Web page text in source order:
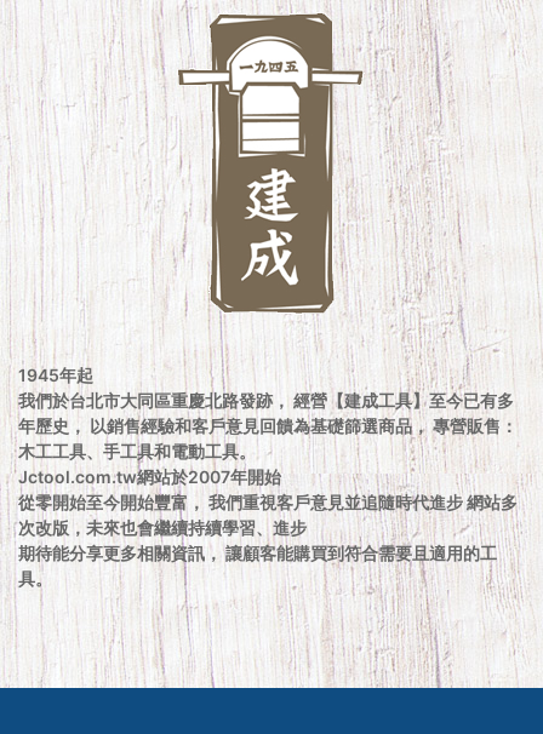
1945年起
我們於台北市大同區重慶北路發跡， 經營【建成工具】至今已有多
年歷史， 以銷售經驗和客戶意見回饋為基礎篩選商品， 專營販售：
木工工具、手工具和電動工具。
Jctool.com.tw網站於2007年開始
從零開始至今開始豐富， 我們重視客戶意見並追隨時代進步 網站多
次改版，未來也會繼續持續學習、進步
期待能分享更多相關資訊， 讓顧客能購買到符合需要且適用的工
具。